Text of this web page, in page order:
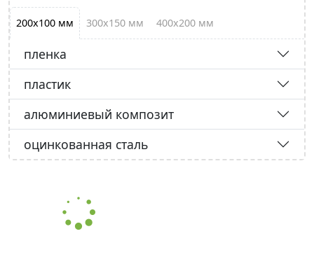
200х100 мм 300х150 мм 400х200 мм
пленка
пластик
алюминиевый композит
оцинкованная сталь